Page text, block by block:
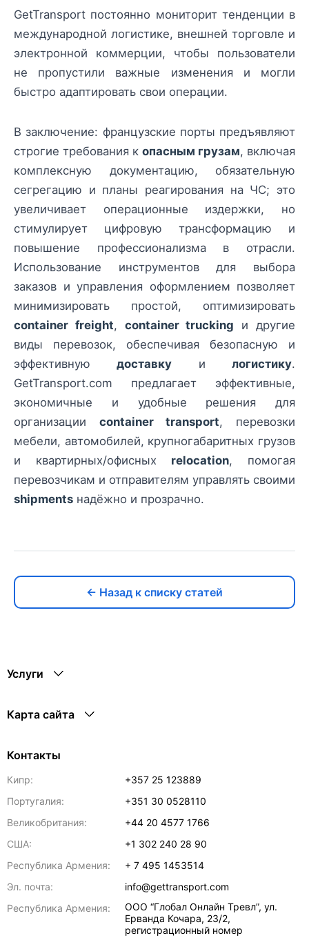
GetTransport постоянно мониторит тенденции в
международной логистике, внешней торговле и
электронной коммерции, чтобы пользователи
не пропустили важные изменения и могли
быстро адаптировать свои операции.
В заключение: французские порты предъявляют
строгие требования к опасным грузам, включая
комплексную документацию, обязательную
сегрегацию и планы реагирования на ЧС; это
увеличивает операционные издержки, но
стимулирует цифровую трансформацию и
повышение профессионализма в отрасли.
Использование инструментов для выбора
заказов и управления оформлением позволяет
минимизировать простой, оптимизировать
container freight, container trucking и другие
виды перевозок, обеспечивая безопасную и
эффективнуюдоставку илогистику.
GetTransport.com предлагает эффективные,
экономичные и удобные решения для
организации container transport, перевозки
мебели, автомобилей, крупногабаритных грузов
и квартирных/офисных relocation, помогая
перевозчикам и отправителям управлять своими
shipments надёжно и прозрачно.
← Назад к списку статей
Услуги
Карта сайта
Контакты
Кипр:
+357 25 123889
Португалия:
+351 30 0528110
Великобритания:
+44 20 4577 1766
США:
+1 302 240 28 90
Республика Армения:
+ 7 495 1453514
Эл. почта:
info@gettransport.com
Республика Армения:
ООО “Глобал Онлайн Тревл”, ул.
Ерванда Кочара, 23/2,
регистрационный номер